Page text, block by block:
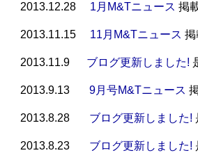
2013.12.28 1月M&Tニュース 掲
2013.11.15 11月M&Tニュース 掲
2013.11.9 ブログ更新しました!
2013.9.13 9月号M&Tニュース
2013.8.28 ブログ更新しました!
2013.8.23 ブログ更新しました!